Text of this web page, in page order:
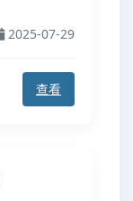
2025-07-29
查看